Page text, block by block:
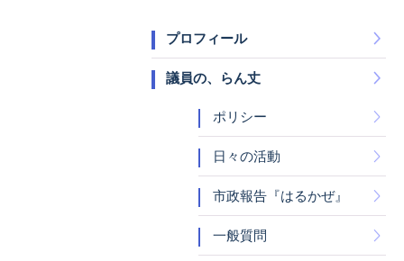
プロフィール
議員の、らん丈
ポリシー
日々の活動
市政報告『はるかぜ』
一般質問